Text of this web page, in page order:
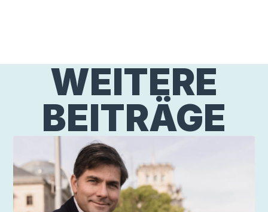
WEITERE
BEITRÄGE